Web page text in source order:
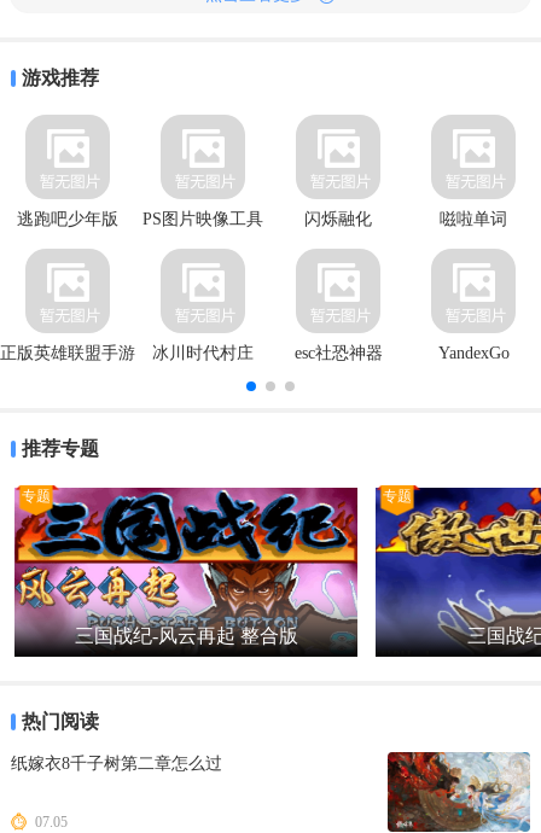
游戏推荐
逃跑吧少年版 PS图片映像工具 闪烁融化 嗞啦单词
正版英雄联盟手游
冰川时代村庄 esc社恐神器 YandexGo
推荐专题
专题
三国战纪-风云再起 整合版
专题
三国战
热门阅读
纸嫁衣8千子树第二章怎么过
07.05